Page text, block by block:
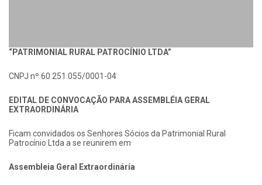
“PATRIMONIAL RURAL PATROCÍNIO LTDA”
CNPJ nº 60.251.055/0001-04
EDITAL DE CONVOCAÇÃO PARA ASSEMBLÉIA GERAL
EXTRAORDINÁRIA
Ficam convidados os Senhores Sócios da Patrimonial Rural
Patrocínio Ltda a se reunirem em
Assembleia Geral Extraordinária